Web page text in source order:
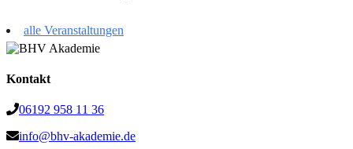
alle Veranstaltungen
Kontakt
06192 958 11 36
info@bhv-akademie.de